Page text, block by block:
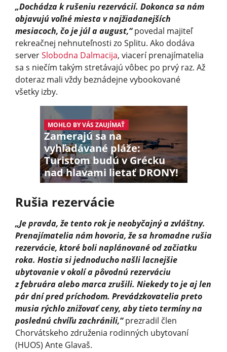
„Dochádza k rušeniu rezervácií. Dokonca sa nám
objavujú voľné miesta v najžiadanejších
mesiacoch, čo je júl a august,“povedal majiteľ
rekreačnej nehnuteľnosti zo Splitu. Ako dodáva
serverSlobodna Dalmacija, viacerí prenajímatelia
sa s niečím takým stretávajú vôbec po prvý raz. Až
doteraz mali vždy beznádejne vybookované
všetky izby.
MOHLO BY VÁS ZAUJÍMAŤ
Zamerajú sa na
vyhľadávané pláže:
Turistom budú v Grécku
nad hlavami lietať DRONY!
Rušia rezervácie
„Je pravda, že tento rok je neobyčajný a zvláštny.
Prenajímatelia nám hovoria, že sa hromadne rušia
rezervácie, ktoré boli naplánované od začiatku
roka. Hostia si jednoducho našli lacnejšie
ubytovanie v okolí a pôvodnú rezerváciu
z februára alebo marca zrušili. Niekedy to je aj len
pár dní pred príchodom. Prevádzkovatelia preto
musia rýchlo znižovať ceny, aby tieto termíny na
poslednú chvíľu zachránili,“prezradil člen
Chorvátskeho združenia rodinných ubytovaní
(HUOS) Ante Glavaš.